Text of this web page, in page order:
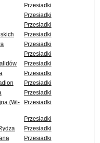
Przesiadki
Przesiadki
Przesiadki
Przesiadki
Przesiadki
Przesiadki
Przesiadki
Przesiadki
Przesiadki
Przesiadki
(Wi-
Przesiadki
Przesiadki
Przesiadki
Przesiadki